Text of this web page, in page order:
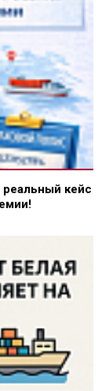
реальный кейс